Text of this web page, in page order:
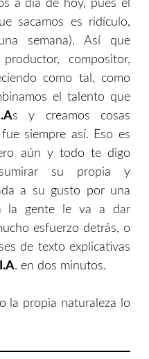
a día de hoy, pues el
sacamos es ridículo,
semana). Así que
compositor,
como tal, como
el talento que
I.As y creamos cosas
siempre así. Eso es
aún y todo te digo
su propia y
a su gusto por una
la gente le va a dar
esfuerzo detrás, o
de texto explicativas
I.A. en dos minutos.
la propia naturaleza lo